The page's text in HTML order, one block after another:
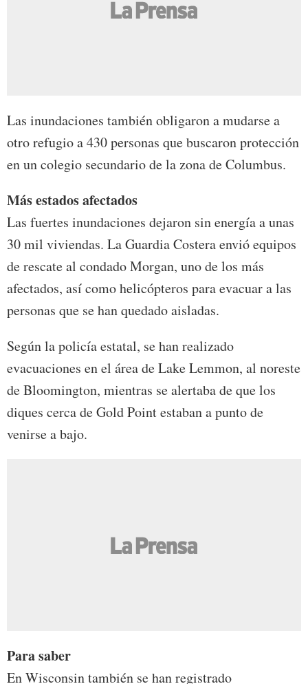
Las inundaciones también obligaron a mudarse a
otro refugio a 430 personas que buscaron protección
en un colegio secundario de la zona de Columbus.
Más estados afectados
Las fuertes inundaciones dejaron sin energía a unas
30 mil viviendas. La Guardia Costera envió equipos
de rescate al condado Morgan, uno de los más
afectados, así como helicópteros para evacuar a las
personas que se han quedado aisladas.
Según la policía estatal, se han realizado
evacuaciones en el área de Lake Lemmon, al noreste
de Bloomington, mientras se alertaba de que los
diques cerca de Gold Point estaban a punto de
venirse a bajo.
Para saber
En Wisconsin también se han registrado